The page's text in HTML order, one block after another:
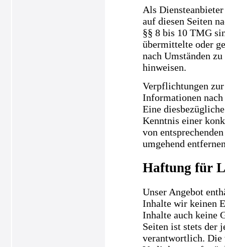
Als
auf diesen Seiten
§§ 8 bis 10 TMG
übermittelte oder
nach Umständen
hinweisen.
Verpflichtungen
Informationen
Eine
Kenntnis einer
von
umgehend
Haftung für
Unser Angebot
Inhalte wir keinen
Inhalte auch keine
Seiten ist stets der
verantwortlich. Die